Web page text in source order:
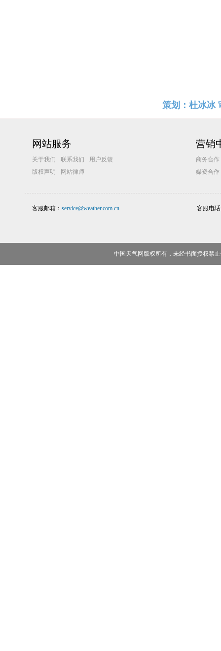
策划：杜冰冰
网站服务
关于我们 联系我们
用户反馈
版权声明
网站律师
营销
商务合作
媒资合作
客服邮箱： service@weather.com.cn 客服电
中国天气网版权所有，未经书面授权